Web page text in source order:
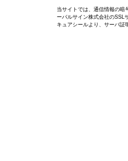
当サイトでは、通信情報の暗
ーバルサイン株式会社のSSL
キュアシールより、サーバ証